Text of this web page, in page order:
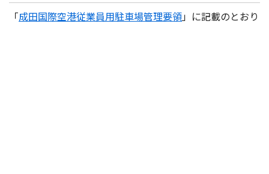
「成田国際空港従業員用駐車場管理要領」に記載のとおり